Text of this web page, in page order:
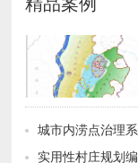
城市内涝点治理
实用性村庄规划